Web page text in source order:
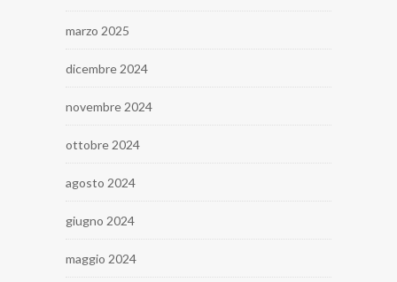
marzo 2025
dicembre 2024
novembre 2024
ottobre 2024
agosto 2024
giugno 2024
maggio 2024